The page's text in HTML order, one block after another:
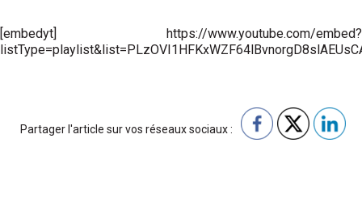
[embedyt] https://www.youtube.com/embed?
Partager l'article sur vos réseaux sociaux :